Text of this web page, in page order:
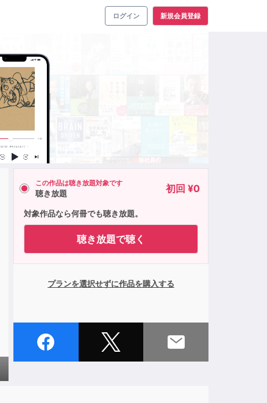
ログイン 新規会員登録
この作品は聴き放題対象です
聴き放題 初回 ¥0
対象作品なら何冊でも聴き放題。
聴き放題で聴く
プランを選択せずに作品を購入する